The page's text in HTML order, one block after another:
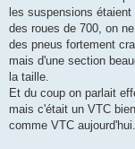
les suspensions
des roues de 700, on
des pneus fortement
mais d'une section
la taille.
Et du coup on parlait
mais c'était un VTC
comme VTC aujourd'hui.